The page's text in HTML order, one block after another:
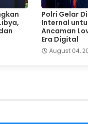
Polri Gelar
Internal
Ancaman
Era Digital
August 04,